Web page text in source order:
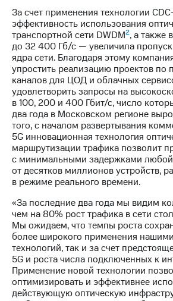
Личный
кабинет
акционера
Акционерный
капитал
Контроль
и
аудит
Рынок
акций
Описание
Программа
приобретения
Порядок
выкупа
Дивиденды
Рынок
облигаций
Описание
Еврооблигации-2023
Уведомление
о
погашении
За счет применения технологии
эффективность использования
транспортной сети DWDM2, а также
до 32 400 Гб/с — увеличила
ядра сети. Благодаря этому
упростить реализацию проектов по
каналов для ЦОД и облачных
удовлетворить запросы на
в 100, 200 и 400 Гбит/с, число
два года в Московском регионе
того, с началом развертывания
5G инновационная технология
маршрутизации трафика позволит
с минимальными задержками
от десятков миллионов устройств,
в режиме реального времени.
«За последние два года мы видим
чем на 80% рост трафика в сети
Мы ожидаем, что темпы роста
более широкого применения
технологий, так и за счет
5G и роста числа подключенных к
Применение новой технологии
оптимизировать и эффективнее
действующую оптическую